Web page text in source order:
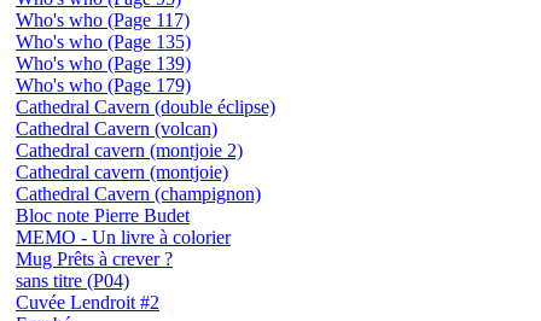
Who's who (Page 117)
Who's who (Page 135)
Who's who (Page 139)
Who's who (Page 179)
Cathedral Cavern (double éclipse)
Cathedral Cavern (volcan)
Cathedral cavern (montjoie 2)
Cathedral cavern (montjoie)
Cathedral Cavern (champignon)
Bloc note Pierre Budet
MEMO - Un livre à colorier
Mug Prêts à crever ?
sans titre (P04)
Cuvée Lendroit #2